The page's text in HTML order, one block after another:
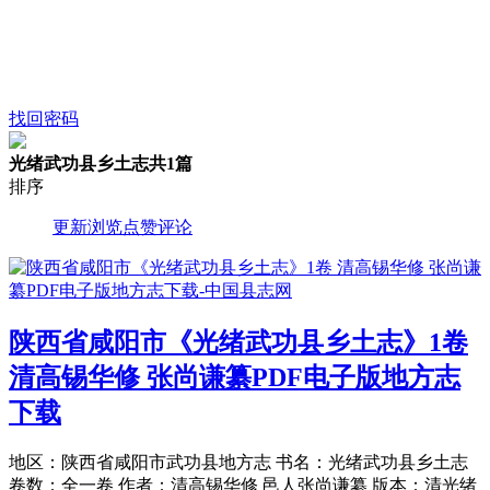
找回密码
光绪武功县乡土志共1篇
排序
更新浏览点赞评论
陕西省咸阳市《光绪武功县乡土志》1卷
清高锡华修 张尚谦纂PDF电子版地方志
下载
地区：陕西省咸阳市武功县地方志 书名：光绪武功县乡土志
卷数：全一卷 作者：清高锡华修 邑人张尚谦纂 版本：清光绪